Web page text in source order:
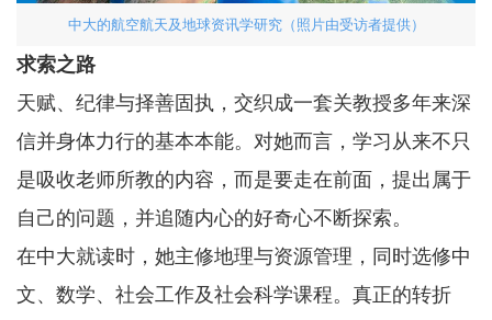
中大的航空航天及地球资讯学研究（照片由受访者提供）
求索之路
天赋、纪律与择善固执，交织成一套关教授多年来深
信并身体力行的基本本能。对她而言，学习从来不只
是吸收老师所教的内容，而是要走在前面，提出属于
自己的问题，并追随内心的好奇心不断探索。
在中大就读时，她主修地理与资源管理，同时选修中
文、数学、社会工作及社会科学课程。真正的转折